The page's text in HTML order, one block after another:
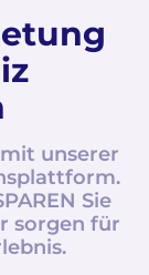
unserer
Sie
sorgen für